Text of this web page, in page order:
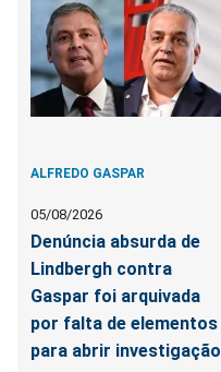
ALFREDO GASPAR
05/08/2026
Denúncia absurda de
Lindbergh contra
Gaspar foi arquivada
por falta de elementos
para abrir investigação